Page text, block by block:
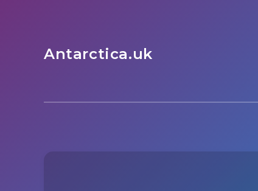
Antarctica.uk